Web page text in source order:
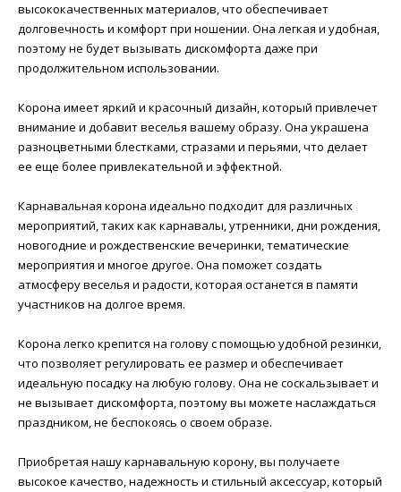
высококачественных материалов, что обеспечивает
долговечность и комфорт при ношении. Она легкая и удобная,
поэтому не будет вызывать дискомфорта даже при
продолжительном использовании.
Корона имеет яркий и красочный дизайн, который привлечет
внимание и добавит веселья вашему образу. Она украшена
разноцветными блестками, стразами и перьями, что делает
ее еще более привлекательной и эффектной.
Карнавальная корона идеально подходит для различных
мероприятий, таких как карнавалы, утренники, дни рождения,
новогодние и рождественские вечеринки, тематические
мероприятия и многое другое. Она поможет создать
атмосферу веселья и радости, которая останется в памяти
участников на долгое время.
Корона легко крепится на голову с помощью удобной резинки,
что позволяет регулировать ее размер и обеспечивает
идеальную посадку на любую голову. Она не соскальзывает и
не вызывает дискомфорта, поэтому вы можете наслаждаться
праздником, не беспокоясь о своем образе.
Приобретая нашу карнавальную корону, вы получаете
высокое качество, надежность и стильный аксессуар, который